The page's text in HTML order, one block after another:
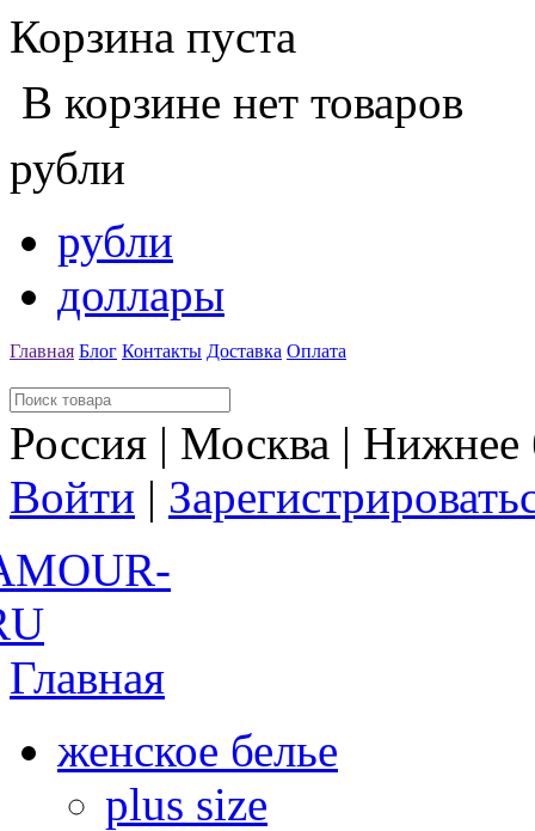
Корзина пуста
В корзине нет товаров
рубли
рубли
доллары
Главная Блог Контакты Доставка Оплата
Россия | Москва |
Войти |
Главная
женское белье
plus size